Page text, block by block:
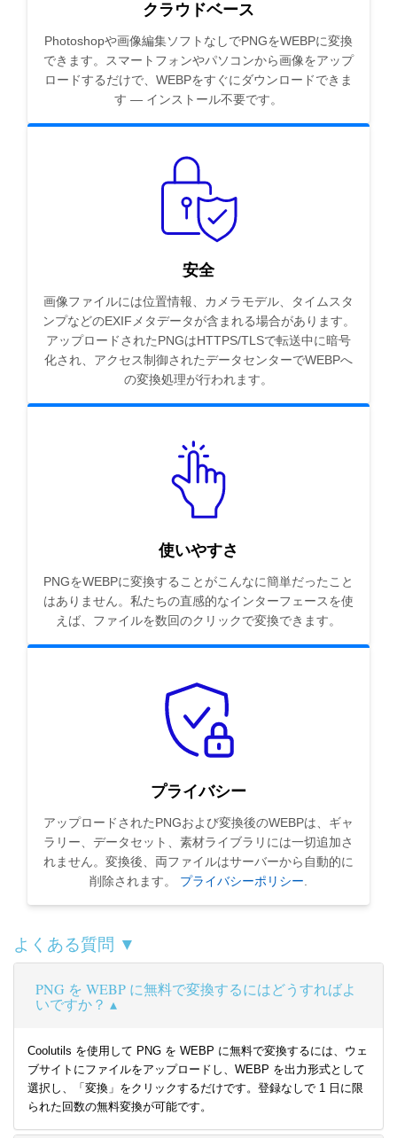
クラウドベース
Photoshopや画像編集ソフトなしでPNGをWEBPに変換
できます。スマートフォンやパソコンから画像をアップ
ロードするだけで、WEBPをすぐにダウンロードできま
す — インストール不要です。
安全
画像ファイルには位置情報、カメラモデル、タイムスタ
ンプなどのEXIFメタデータが含まれる場合があります。
アップロードされたPNGはHTTPS/TLSで転送中に暗号
化され、アクセス制御されたデータセンターでWEBPへ
の変換処理が行われます。
使いやすさ
PNGをWEBPに変換することがこんなに簡単だったこと
はありません。私たちの直感的なインターフェースを使
えば、ファイルを数回のクリックで変換できます。
プライバシー
アップロードされたPNGおよび変換後のWEBPは、ギャ
ラリー、データセット、素材ライブラリには一切追加さ
れません。変換後、両ファイルはサーバーから自動的に
削除されます。 プライバシーポリシー.
よくある質問 ▼
PNG を WEBP に無料で変換するにはどうすればよ
いですか？
Coolutils を使用して PNG を WEBP に無料で変換するには、ウェ
ブサイトにファイルをアップロードし、WEBP を出力形式として
選択し、「変換」をクリックするだけです。登録なしで 1 日に限
られた回数の無料変換が可能です。